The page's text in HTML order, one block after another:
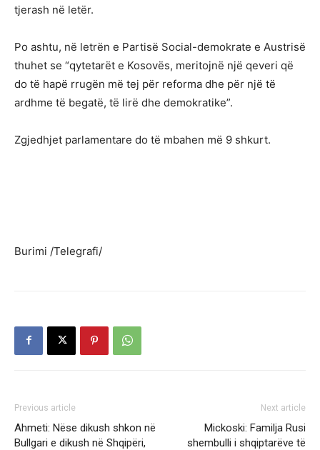
tjerash në letër.
Po ashtu, në letrën e Partisë Social-demokrate e Austrisë
thuhet se “qytetarët e Kosovës, meritojnë një qeveri që
do të hapë rrugën më tej për reforma dhe për një të
ardhme të begatë, të lirë dhe demokratike”.
Zgjedhjet parlamentare do të mbahen më 9 shkurt.
Burimi /Telegrafi/
Previous article
Ahmeti: Nëse dikush shkon në
Bullgari e dikush në Shqipëri,
Next article
Mickoski: Familja Rusi
shembulli i shqiptarëve të